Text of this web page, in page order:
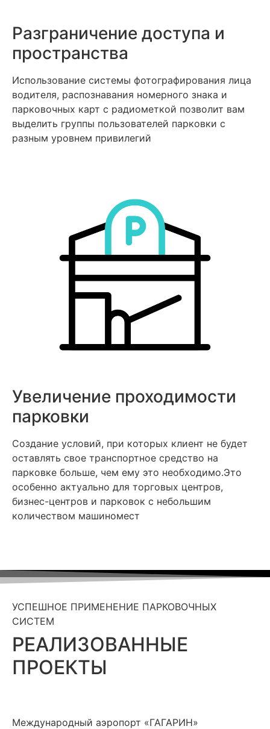
Разграничение доступа и
пространства
Использование системы фотографирования лица
водителя, распознавания номерного знака и
парковочных карт с радиометкой позволит вам
выделить группы пользователей парковки с
разным уровнем привилегий
Увеличение проходимости
парковки
Создание условий, при которых клиент не будет
оставлять свое транспортное средство на
парковке больше, чем ему это необходимо.Это
особенно актуально для торговых центров,
бизнес-центров и парковок с небольшим
количеством машиномест
УСПЕШНОЕ ПРИМЕНЕНИЕ ПАРКОВОЧНЫХ
СИСТЕМ
РЕАЛИЗОВАННЫЕ
ПРОЕКТЫ
Международный аэропорт «ГАГАРИН»